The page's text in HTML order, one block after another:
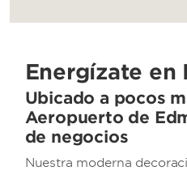
Energízate en
Ubicado a pocos
Aeropuerto de
de negocios
Nuestra moderna